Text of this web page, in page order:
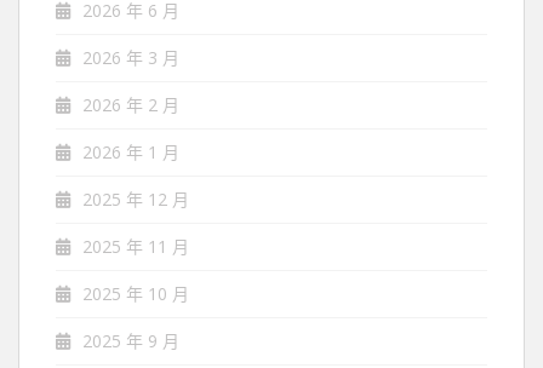
2026 年 6 月
2026 年 3 月
2026 年 2 月
2026 年 1 月
2025 年 12 月
2025 年 11 月
2025 年 10 月
2025 年 9 月